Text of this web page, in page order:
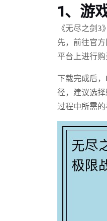
1、游
《无尽之剑
先，前往官
平台上进行
下载完成后
径，建议选
过程中所需